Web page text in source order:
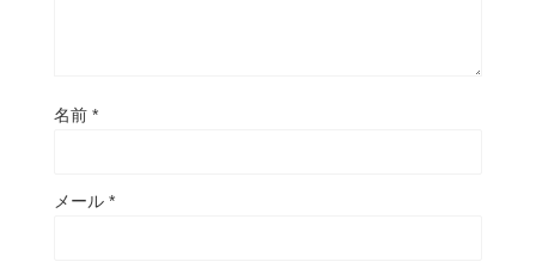
名前 *
メール *